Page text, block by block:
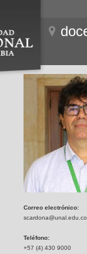
Correo electrónico:
scardona@unal.edu.co
Teléfono:
+57 (4) 430 9000